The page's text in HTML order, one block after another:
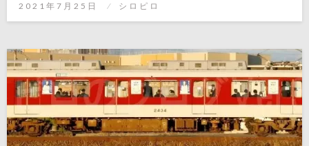
投
日:
2021年7月25日 シロピロ